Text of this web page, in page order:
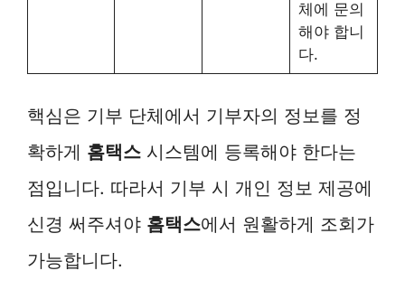
체에 문의
해야 합니
다.
핵심은 기부 단체에서 기부자의 정보를 정
확하게 홈택스 시스템에 등록해야 한다는
점입니다. 따라서 기부 시 개인 정보 제공에
신경 써주셔야 홈택스에서 원활하게 조회가
가능합니다.